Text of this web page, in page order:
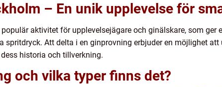
– En unik upplevelse för
aktivitet för upplevelsejägare och ginälskare, som
spritdryck. Att delta i en ginprovning erbjuder en möjlighet
historia och tillverkning.
och vilka typer finns det?